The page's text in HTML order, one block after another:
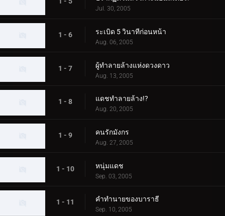
Jul. 30, 2005
1 - 6 ระเบิด 5 วินาทีก่อนหน้า
Aug. 06, 2005
1 - 7 ผู้ทำลายล้างแห่งดวงดาว
Aug. 13, 2005
1 - 8 แดชทำลายล้าง!?
Aug. 20, 2005
1 - 9 คนรักมังกร
Aug. 27, 2005
1 - 10 หนุ่มแดช
Sep. 03, 2005
1 - 11 คำทำนายของบาราธี
Sep. 10, 2005